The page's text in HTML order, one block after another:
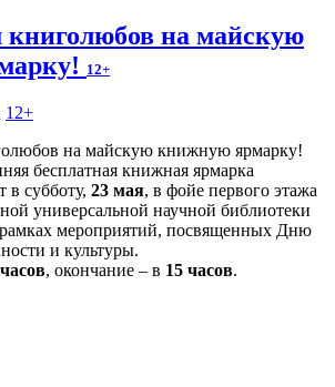
на майскую
12+
12+
бесплатная книжная ярмарка
в субботу, 23 мая, в фойе первого этажа
универсальной научной библиотеки
мероприятий, посвященных Дню
и культуры.
, окончание – в 15 часов.